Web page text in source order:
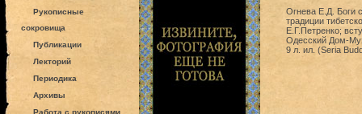
Рукописные
сокровища
Публикации
Лекторий
Периодика
Архивы
Работа с рукописями
Огнева Е.Д. Боги
традиции
Е.Г.Петренко;
Одесский Дом-
9 л. ил. (Seria